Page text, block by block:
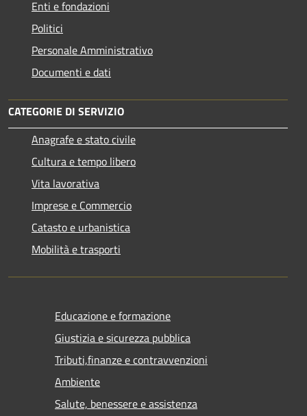
Enti e fondazioni
Politici
Personale Amministrativo
Documenti e dati
CATEGORIE DI SERVIZIO
Anagrafe e stato civile
Cultura e tempo libero
Vita lavorativa
Imprese e Commercio
Catasto e urbanistica
Mobilità e trasporti
Educazione e formazione
Giustizia e sicurezza pubblica
Tributi,finanze e contravvenzioni
Ambiente
Salute, benessere e assistenza